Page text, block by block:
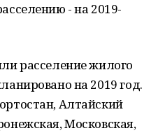
- на 2019-
расселение жилого
на 2019 год.
Алтайский
Московская,